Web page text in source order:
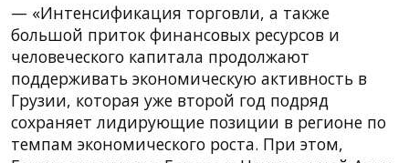
— «Интенсификация торговли, а также
большой приток финансовых ресурсов и
человеческого капитала продолжают
поддерживать экономическую активность в
Грузии, которая уже второй год подряд
сохраняет лидирующие позиции в регионе по
темпам экономического роста. При этом,